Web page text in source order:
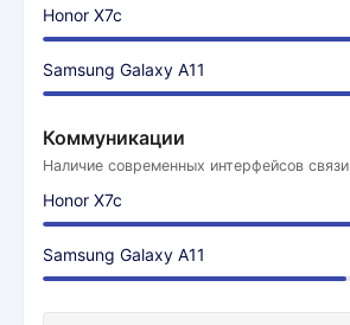
Honor X7c
Samsung Galaxy A11
Коммуникации
Наличие современных интерфейсов связи
Honor X7c
Samsung Galaxy A11